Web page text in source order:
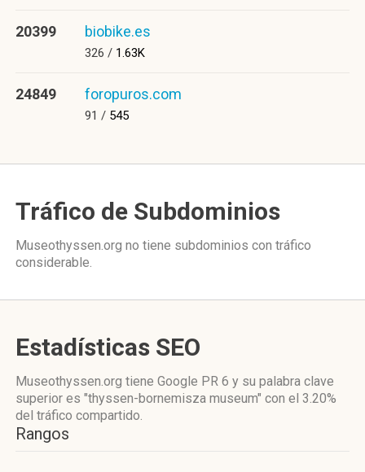
20399 biobike.es
326 / 1.63K
24849 foropuros.com
91 / 545
Tráfico de Subdominios
Museothyssen.org no tiene subdominios con tráfico
considerable.
Estadísticas SEO
Museothyssen.org tiene Google PR 6 y su palabra clave
superior es "thyssen-bornemisza museum" con el 3.20%
del tráfico compartido.
Rangos